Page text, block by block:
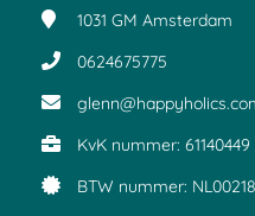
1031 GM Amsterdam
0624675775
KvK nummer: 61140449
BTW nummer: